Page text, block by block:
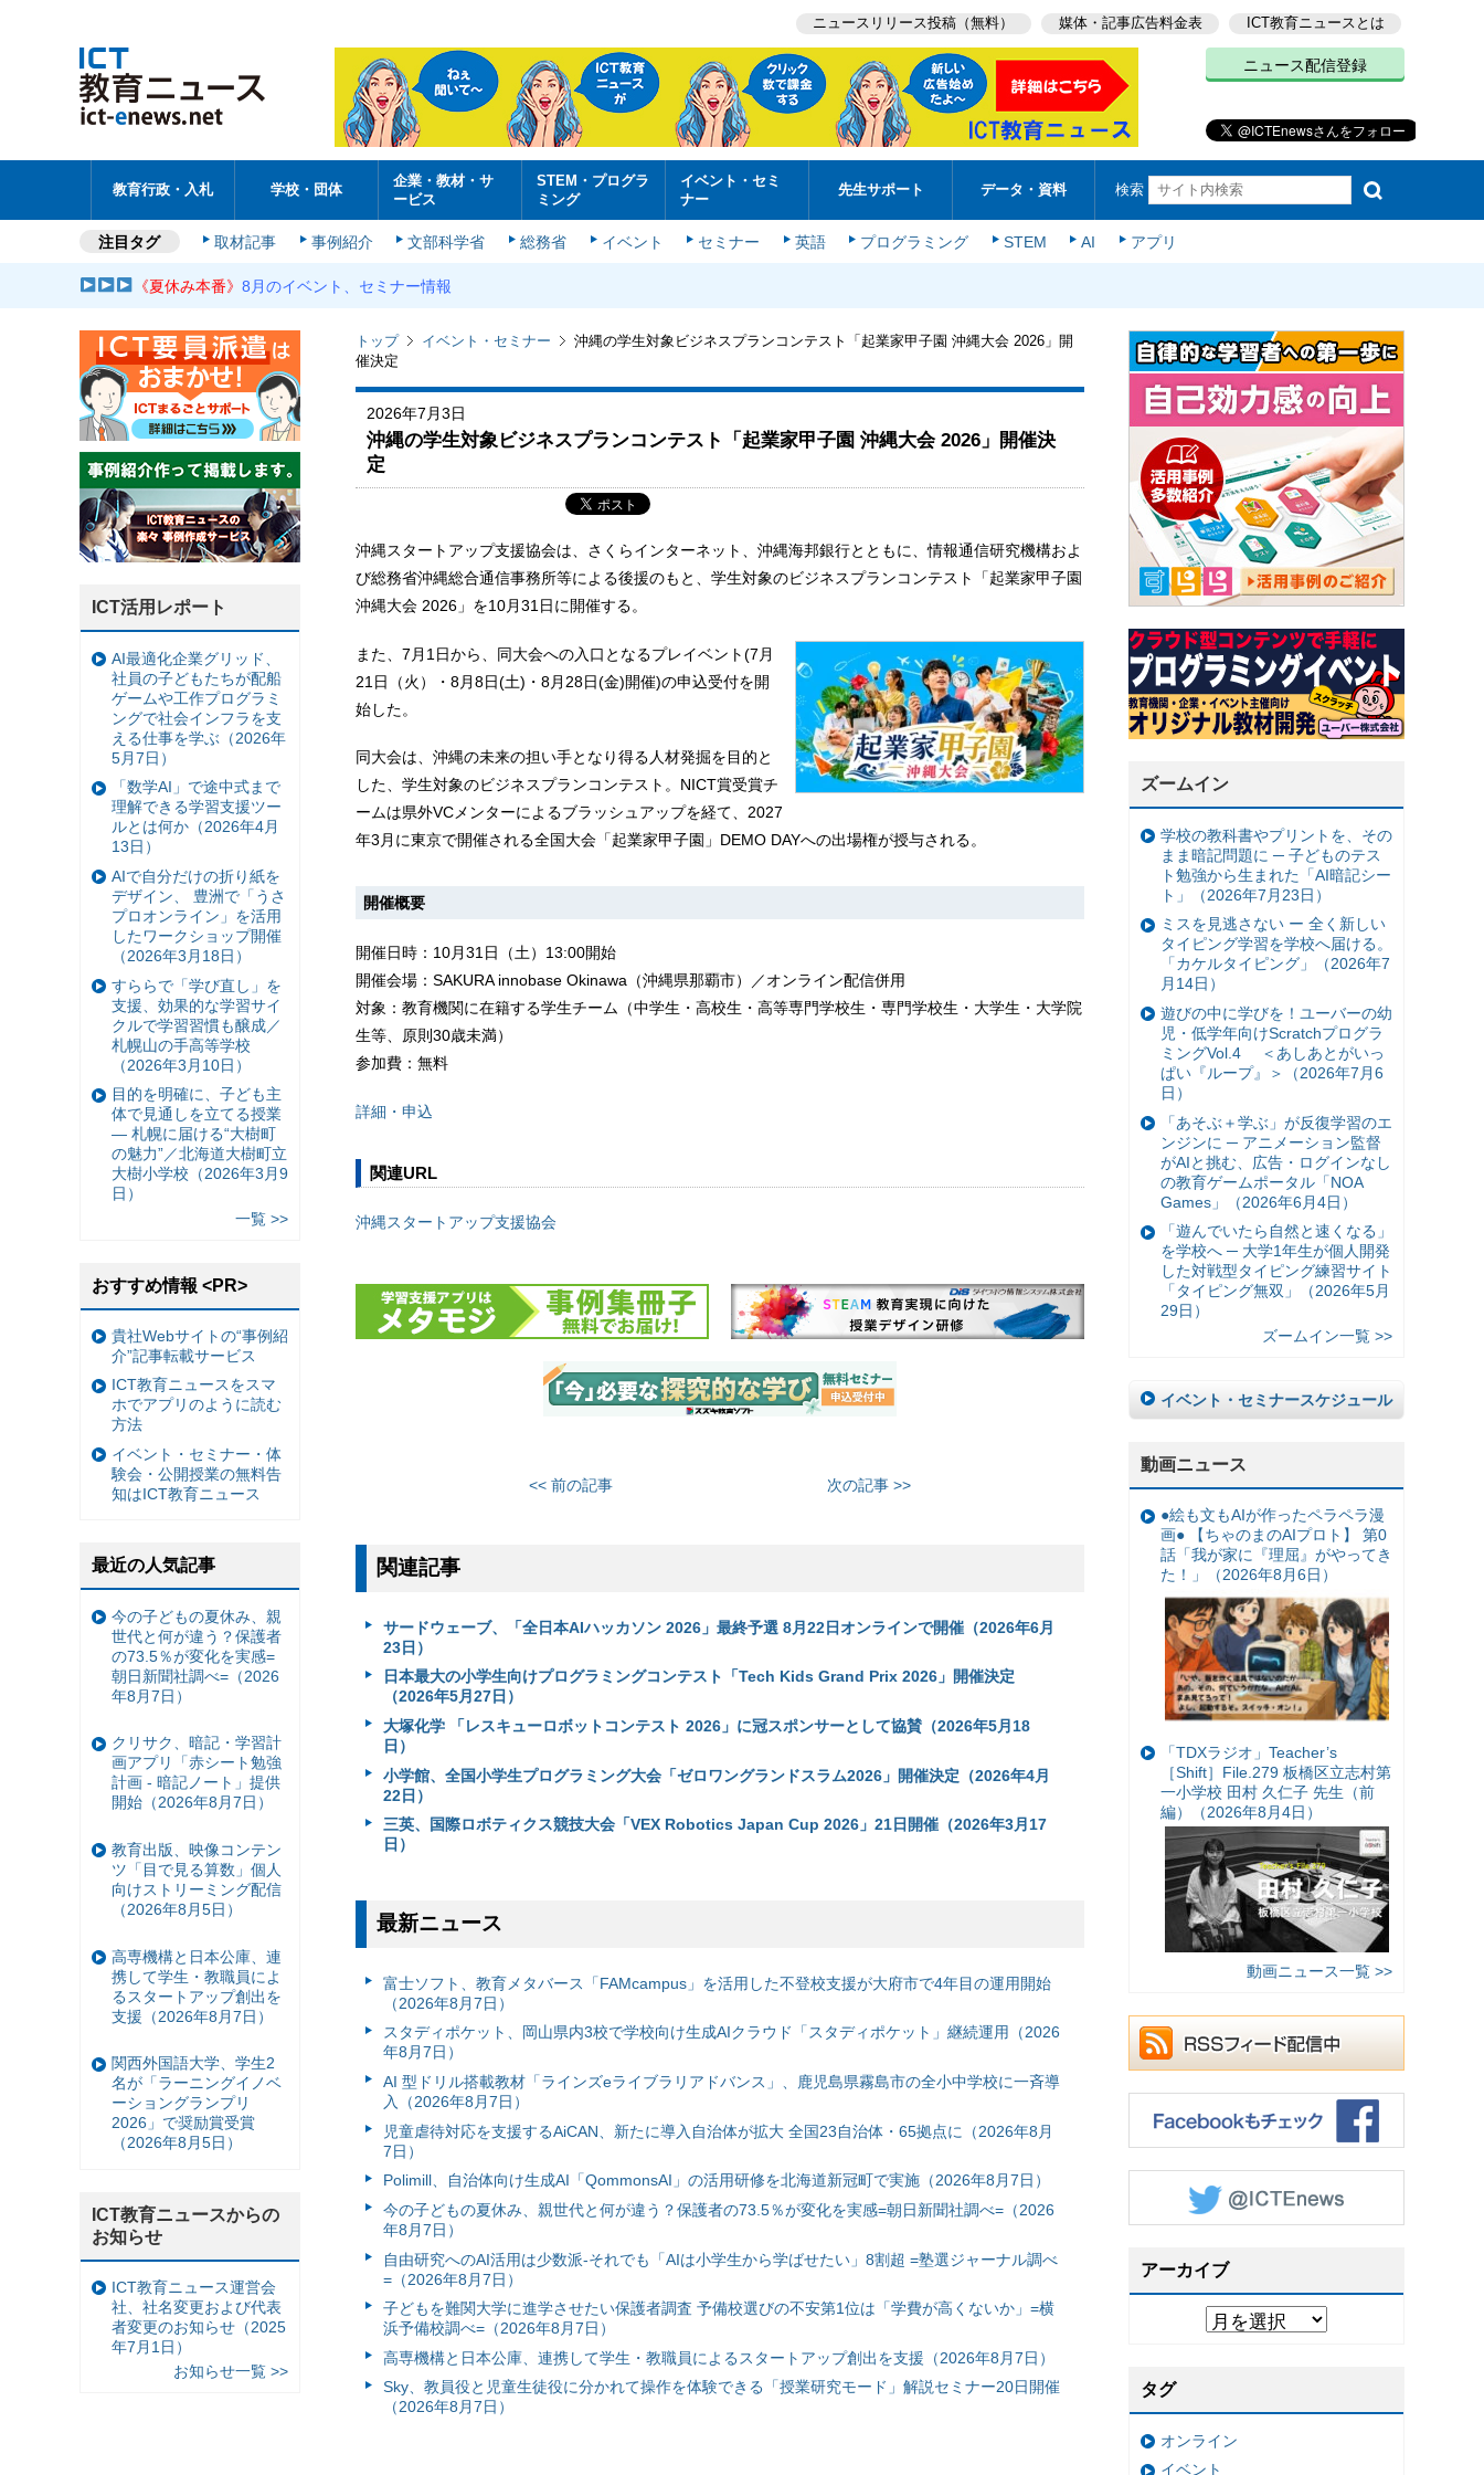
ニュースリリース投稿（無料） 媒体・記事広告料金表 ICT教育ニュースとは
ニュース配信登録
教育行政・入札 学校・団体
企業・教材・サ
ービス
STEM・プログラ
ミング
イベント・セミ
ナー
先生サポート データ・資料 検索
注目タグ 取材記事 事例紹介 文部科学省 総務省 イベント セミナー 英語 プログラミング STEM AI アプリ
《夏休み本番》8月のイベント、セミナー情報
トップ イベント・セミナー
沖縄の学生対象ビジネスプランコンテスト「起業家甲子園 沖縄大会 2026」開
催決定
2026年7月3日
沖縄の学生対象ビジネスプランコンテスト「起業家甲子園 沖縄大会 2026」開催決
定
沖縄スタートアップ支援協会は、さくらインターネット、沖縄海邦銀行とともに、情報通信研究機構およ
び総務省沖縄総合通信事務所等による後援のもと、学生対象のビジネスプランコンテスト「起業家甲子園
沖縄大会 2026」を10月31日に開催する。
また、7月1日から、同大会への入口となるプレイベント(7月
21日（火）・8月8日(土)・8月28日(金)開催)の申込受付を開
始した。
同大会は、沖縄の未来の担い手となり得る人材発掘を目的と
した、学生対象のビジネスプランコンテスト。NICT賞受賞チ
ームは県外VCメンターによるブラッシュアップを経て、2027
年3月に東京で開催される全国大会「起業家甲子園」DEMO DAYへの出場権が授与される。
開催概要
開催日時：10月31日（土）13:00開始
開催会場：SAKURA innobase Okinawa（沖縄県那覇市）／オンライン配信併用
対象：教育機関に在籍する学生チーム（中学生・高校生・高等専門学校生・専門学校生・大学生・大学院
生等、原則30歳未満）
参加費：無料
詳細・申込
関連URL
沖縄スタートアップ支援協会
<< 前の記事 次の記事 >>
関連記事
サードウェーブ、「全日本AIハッカソン 2026」最終予選 8月22日オンラインで開催（2026年6月
23日）
日本最大の小学生向けプログラミングコンテスト「Tech Kids Grand Prix 2026」開催決定
（2026年5月27日）
大塚化学 「レスキューロボットコンテスト 2026」に冠スポンサーとして協賛（2026年5月18
日）
小学館、全国小学生プログラミング大会「ゼロワングランドスラム2026」開催決定（2026年4月
22日）
三英、国際ロボティクス競技大会「VEX Robotics Japan Cup 2026」21日開催（2026年3月17
日）
最新ニュース
富⼠ソフト、教育メタバース「FAMcampus」を活用した不登校支援が大府市で4年目の運用開始
（2026年8月7日）
スタディポケット、岡山県内3校で学校向け生成AIクラウド「スタディポケット」継続運用（2026
年8月7日）
AI 型ドリル搭載教材「ラインズeライブラリアドバンス」、鹿児島県霧島市の全小中学校に一斉導
入（2026年8月7日）
児童虐待対応を支援するAiCAN、新たに導入自治体が拡大 全国23自治体・65拠点に（2026年8月
7日）
Polimill、自治体向け生成AI「QommonsAI」の活用研修を北海道新冠町で実施（2026年8月7日）
今の子どもの夏休み、親世代と何が違う？保護者の73.5％が変化を実感=朝日新聞社調べ=（2026
年8月7日）
自由研究へのAI活用は少数派-それでも「AIは小学生から学ばせたい」8割超 =塾選ジャーナル調べ
=（2026年8月7日）
子どもを難関大学に進学させたい保護者調査 予備校選びの不安第1位は「学費が高くないか」=横
浜予備校調べ=（2026年8月7日）
高専機構と日本公庫、連携して学生・教職員によるスタートアップ創出を支援（2026年8月7日）
Sky、教員役と児童生徒役に分かれて操作を体験できる「授業研究モード」解説セミナー20日開催
（2026年8月7日）
ズームイン
学校の教科書やプリントを、その
まま暗記問題に ─ 子どものテス
ト勉強から生まれた「AI暗記シー
ト」（2026年7月23日）
ミスを見逃さない ー 全く新しい
タイピング学習を学校へ届ける。
「カケルタイピング」（2026年7
月14日）
遊びの中に学びを！ユーバーの幼
児・低学年向けScratchプログラ
ミングVol.4 ＜あしあとがいっ
ぱい『ループ』＞（2026年7月6
日）
「あそぶ＋学ぶ」が反復学習のエ
ンジンに ─ アニメーション監督
がAIと挑む、広告・ログインなし
の教育ゲームポータル「NOA
Games」（2026年6月4日）
「遊んでいたら自然と速くなる」
を学校へ ─ 大学1年生が個人開発
した対戦型タイピング練習サイト
「タイピング無双」（2026年5月
29日）
ズームイン一覧 >>
イベント・セミナースケジュール
動画ニュース
●絵も文もAIが作ったペラペラ漫
画● 【ちゃのまのAIプロト】 第0
話「我が家に『理屈』がやってき
た！」（2026年8月6日）
「TDXラジオ」Teacher’s
［Shift］File.279 板橋区立志村第
一小学校 田村 久仁子 先生（前
編）（2026年8月4日）
動画ニュース一覧 >>
アーカイブ
タグ
オンライン
イベント
ICT活用レポート
AI最適化企業グリッド、
社員の子どもたちが配船
ゲームや工作プログラミ
ングで社会インフラを支
える仕事を学ぶ（2026年
5月7日）
「数学AI」で途中式まで
理解できる学習支援ツー
ルとは何か（2026年4月
13日）
AIで自分だけの折り紙を
デザイン、 豊洲で「うさ
プロオンライン」を活用
したワークショップ開催
（2026年3月18日）
すららで「学び直し」を
支援、効果的な学習サイ
クルで学習習慣も醸成／
札幌山の手高等学校
（2026年3月10日）
目的を明確に、子ども主
体で見通しを立てる授業
— 札幌に届ける“大樹町
の魅力”／北海道大樹町立
大樹小学校（2026年3月9
日）
一覧 >>
おすすめ情報 <PR>
貴社Webサイトの“事例紹
介”記事転載サービス
ICT教育ニュースをスマ
ホでアプリのように読む
方法
イベント・セミナー・体
験会・公開授業の無料告
知はICT教育ニュース
最近の人気記事
今の子どもの夏休み、親
世代と何が違う？保護者
の73.5％が変化を実感=
朝日新聞社調べ=（2026
年8月7日）
クリサク、暗記・学習計
画アプリ「赤シート勉強
計画 - 暗記ノート」提供
開始（2026年8月7日）
教育出版、映像コンテン
ツ「目で見る算数」個人
向けストリーミング配信
（2026年8月5日）
高専機構と日本公庫、連
携して学生・教職員によ
るスタートアップ創出を
支援（2026年8月7日）
関西外国語大学、学生2
名が「ラーニングイノベ
ーショングランプリ
2026」で奨励賞受賞
（2026年8月5日）
ICT教育ニュースからの
お知らせ
ICT教育ニュース運営会
社、社名変更および代表
者変更のお知らせ（2025
年7月1日）
お知らせ一覧 >>